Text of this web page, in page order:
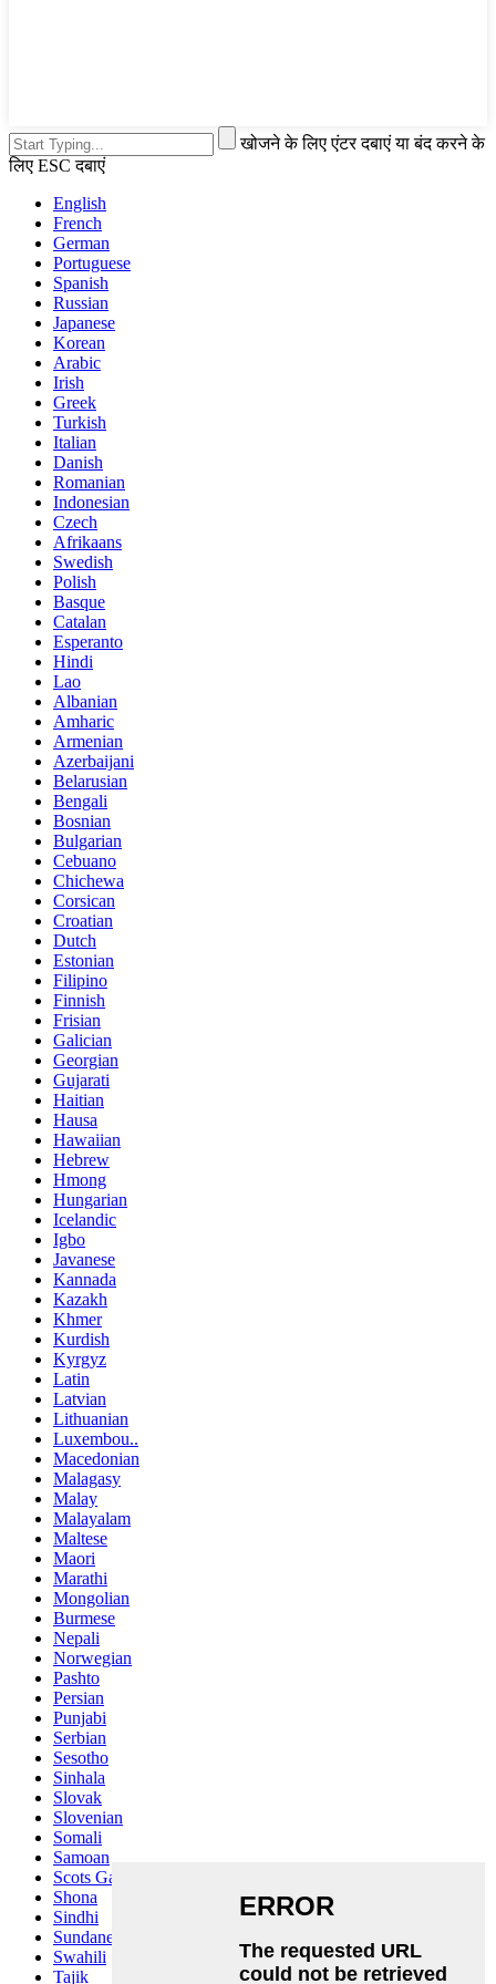
खोजने के लिए एंटर दबाएं या बंद करने के
लिए ESC दबाएं
English
French
German
Portuguese
Spanish
Russian
Japanese
Korean
Arabic
Irish
Greek
Turkish
Italian
Danish
Romanian
Indonesian
Czech
Afrikaans
Swedish
Polish
Basque
Catalan
Esperanto
Hindi
Lao
Albanian
Amharic
Armenian
Azerbaijani
Belarusian
Bengali
Bosnian
Bulgarian
Cebuano
Chichewa
Corsican
Croatian
Dutch
Estonian
Filipino
Finnish
Frisian
Galician
Georgian
Gujarati
Haitian
Hausa
Hawaiian
Hebrew
Hmong
Hungarian
Icelandic
Igbo
Javanese
Kannada
Kazakh
Khmer
Kurdish
Kyrgyz
Latin
Latvian
Lithuanian
Luxembou..
Macedonian
Malagasy
Malay
Malayalam
Maltese
Maori
Marathi
Mongolian
Burmese
Nepali
Norwegian
Pashto
Persian
Punjabi
Serbian
Sesotho
Sinhala
Slovak
Slovenian
Somali
Samoan
Scots Gaelic
Shona
Sindhi
Sundanese
Swahili
Tajik